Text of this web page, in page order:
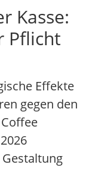
Kasse:
Pflicht
Effekte
gegen den